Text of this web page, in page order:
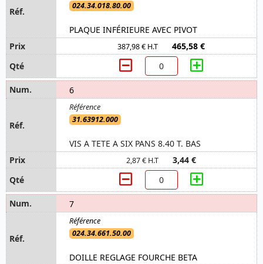
024.34.018.80.00
PLAQUE INFÉRIEURE AVEC PIVOT
387,98 € H.T 465,58 €
6
31.63912.000
VIS A TETE A SIX PANS 8.40 T. BAS
2,87 € H.T 3,44 €
7
024.34.661.50.00
DOILLE REGLAGE FOURCHE BETA